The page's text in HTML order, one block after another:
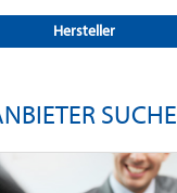
Hersteller
SUCHE